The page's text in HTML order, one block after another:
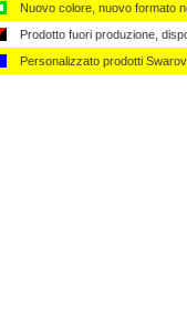
Nuovo colore, nuovo formato
Prodotto fuori produzione,
Personalizzato ​​prodotti